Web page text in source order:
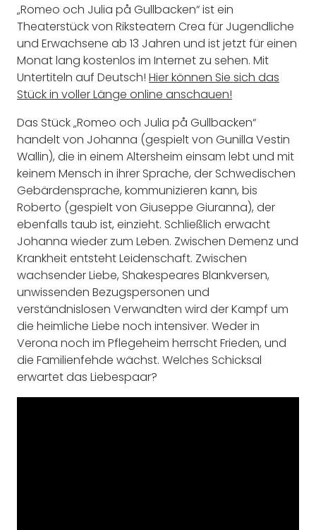
„Romeo och Julia på Gullbacken“ ist ein
Theaterstück von Riksteatern Crea für Jugendliche
und Erwachsene ab 13 Jahren und ist jetzt für einen
Monat lang kostenlos im Internet zu sehen. Mit
Untertiteln auf Deutsch! Hier können Sie sich das
Stück in voller Länge online anschauen!
Das Stück „Romeo och Julia på Gullbacken“
handelt von Johanna (gespielt von Gunilla Vestin
Wallin), die in einem Altersheim einsam lebt und mit
keinem Mensch in ihrer Sprache, der Schwedischen
Gebärdensprache, kommunizieren kann, bis
Roberto (gespielt von Giuseppe Giuranna), der
ebenfalls taub ist, einzieht. Schließlich erwacht
Johanna wieder zum Leben. Zwischen Demenz und
Krankheit entsteht Leidenschaft. Zwischen
wachsender Liebe, Shakespeares Blankversen,
unwissenden Bezugspersonen und
verständnislosen Verwandten wird der Kampf um
die heimliche Liebe noch intensiver. Weder in
Verona noch im Pflegeheim herrscht Frieden, und
die Familienfehde wächst. Welches Schicksal
erwartet das Liebespaar?